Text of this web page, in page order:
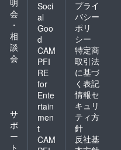
会
・
相
談
会
サ
ポ
ー
ト
Soci
al
Goo
d
CAM
PFI
RE
for
Ente
rtain
men
t
CAM
プライ
バシー
ポリ
シー
特定商
取引法
に基づ
く表記
情報セ
キュリ
ティ方
針
反社基